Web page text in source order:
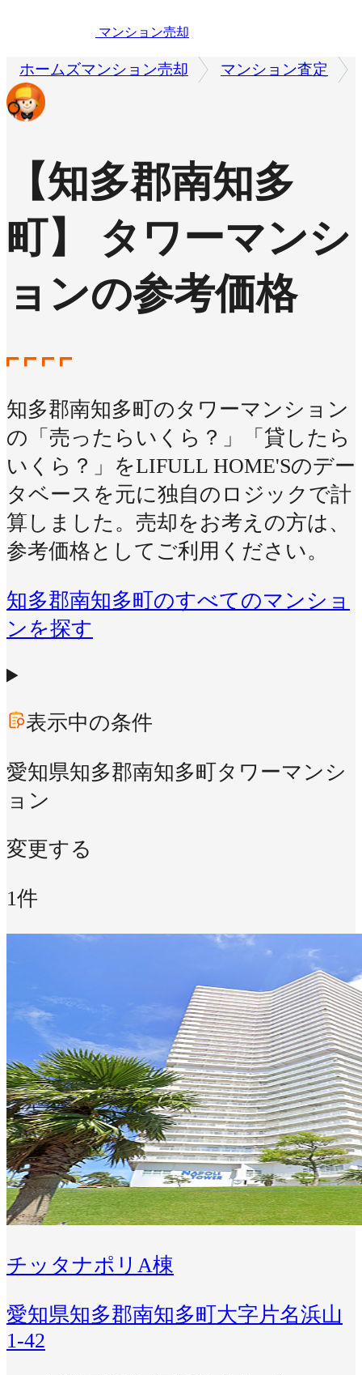
マンション売却
ホームズマンション売却 マンション査定
【知多郡南知多
町】 タワーマンシ
ョンの参考価格
知多郡南知多町のタワーマンション
の「売ったらいくら？」「貸したら
いくら？」をLIFULL HOME'Sのデー
タベースを元に独自のロジックで計
算しました。売却をお考えの方は、
参考価格としてご利用ください。
知多郡南知多町のすべてのマンショ
ンを探す
表示中の条件
愛知県知多郡南知多町タワーマンシ
ョン
変更する
1件
チッタナポリA棟
愛知県知多郡南知多町大字片名浜山
1-42